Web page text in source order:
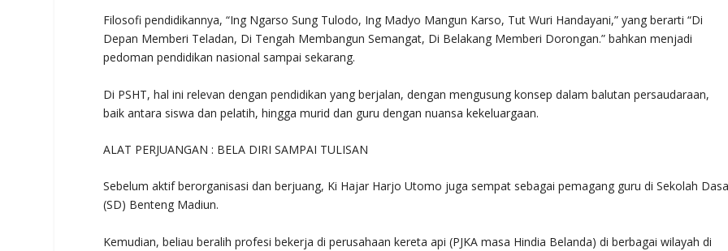
Filosofi pendidikannya, “Ing Ngarso Sung Tulodo, Ing Madyo Mangun Karso, Tut Wuri Handayani,” yang berarti “Di
Depan Memberi Teladan, Di Tengah Membangun Semangat, Di Belakang Memberi Dorongan.” bahkan menjadi
pedoman pendidikan nasional sampai sekarang.
Di PSHT, hal ini relevan dengan pendidikan yang berjalan, dengan mengusung konsep dalam balutan persaudaraan,
baik antara siswa dan pelatih, hingga murid dan guru dengan nuansa kekeluargaan.
ALAT PERJUANGAN : BELA DIRI SAMPAI TULISAN
Sebelum aktif berorganisasi dan berjuang, Ki Hajar Harjo Utomo juga sempat sebagai pemagang guru di Sekolah
(SD) Benteng Madiun.
Kemudian, beliau beralih profesi bekerja di perusahaan kereta api (PJKA masa Hindia Belanda) di berbagai wilayah di